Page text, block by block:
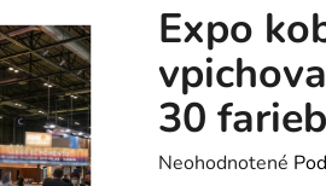
Expo
30 farieb
Priemerné
Neohodnotené